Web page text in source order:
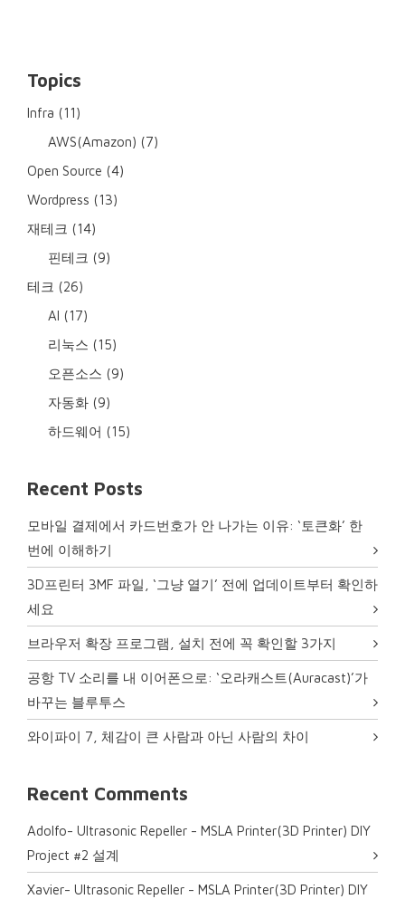
Topics
Infra (11)
AWS(Amazon) (7)
Open Source (4)
Wordpress (13)
재테크 (14)
핀테크 (9)
테크 (26)
AI (17)
리눅스 (15)
오픈소스 (9)
자동화(9)
하드웨어 (15)
Recent Posts
모바일 결제에서 카드번호가 안 나가는 이유: ‘토큰화’ 한
번에 이해하기
3D프린터 3MF 파일, ‘그냥 열기’ 전에 업데이트부터 확인하
세요
브라우저 확장 프로그램, 설치 전에 꼭 확인할 3가지
공항 TV 소리를 내 이어폰으로: ‘오라캐스트(Auracast)’가
바꾸는 블루투스
와이파이 7, 체감이 큰 사람과 아닌 사람의 차이
Recent Comments
Adolfo- Ultrasonic Repeller - MSLA Printer(3D Printer) DIY
Project #2 설계
Xavier- Ultrasonic Repeller - MSLA Printer(3D Printer) DIY